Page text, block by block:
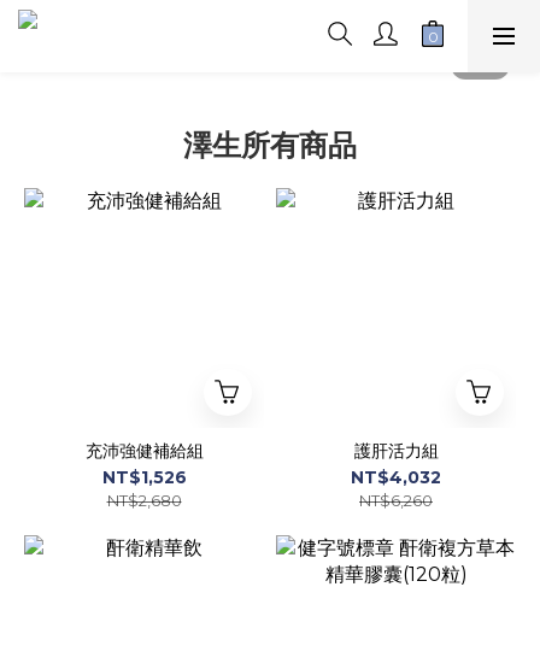
澤生所有商品
充沛強健補給組
NT$1,526
NT$2,680
護肝活力組
NT$4,032
NT$6,260